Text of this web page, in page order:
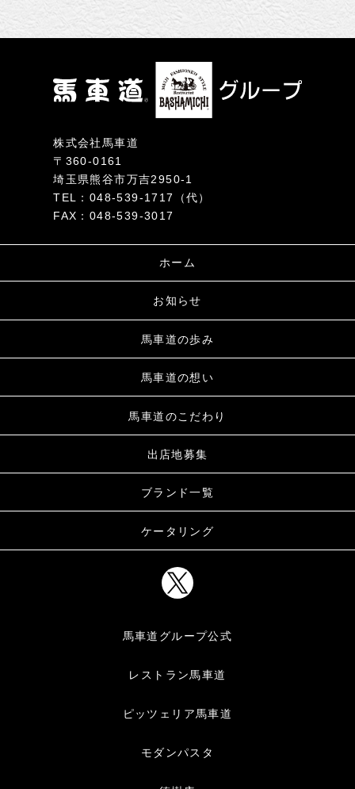
株式会社馬車道
〒360-0161
埼玉県熊谷市万吉2950-1
TEL：048-539-1717（代）
FAX：048-539-3017
ホーム
お知らせ
馬車道の歩み
馬車道の想い
馬車道のこだわり
出店地募集
ブランド一覧
ケータリング
馬車道グループ公式
レストラン馬車道
ピッツェリア馬車道
モダンパスタ